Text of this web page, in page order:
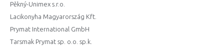
Pěkný-Unimex s.r.o.
Lacikonyha Magyarország Kft.
Prymat International GmbH
Tarsmak Prymat sp. o.o. sp.k.